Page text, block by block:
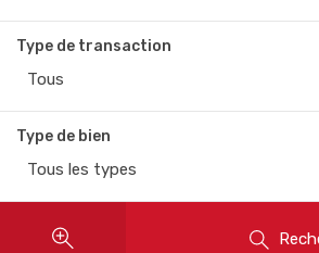
Type de transaction
Tous
Type de bien
Tous les types